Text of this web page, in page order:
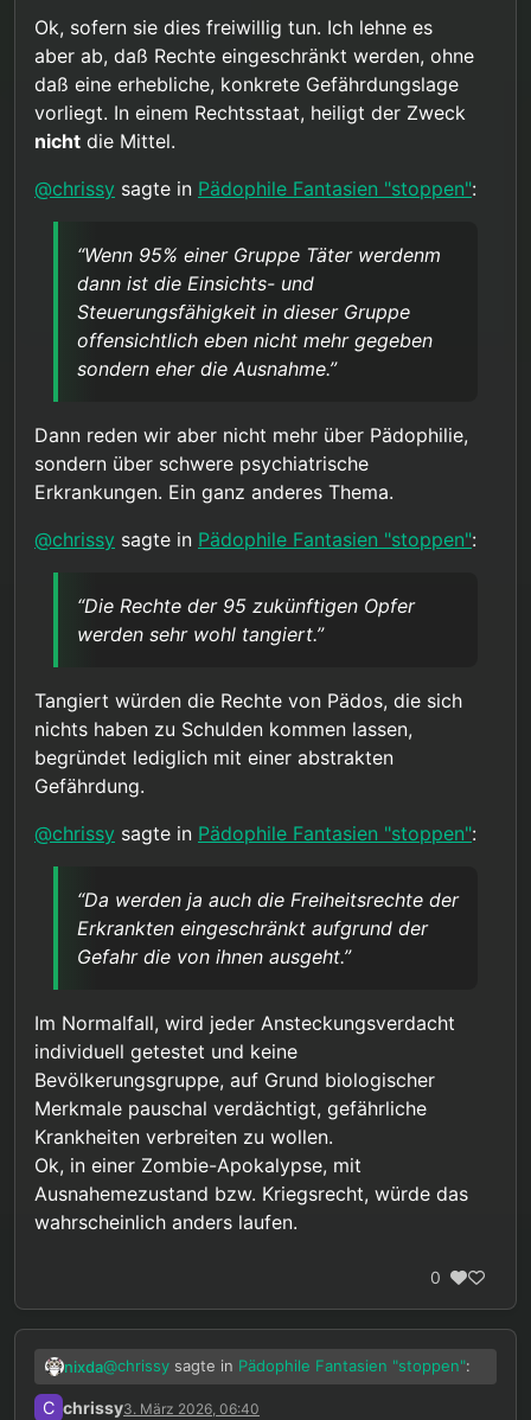
unschuldigen Pädos gewahrt bleiben. Aber da
der Schaden durch sexuellen Missbrauch
erheblich ist, wäre bei dem angenommenen
Verhältnis von 95 zu 5 auch ein recht hoher
Schaden durch die Präventionsmaßnahme
akzeptabel, solange der Grundsatz des mildesten
Ok, sofern sie dies freiwillig tun. Ich lehne es
aber ab, daß Rechte eingeschränkt werden, ohne
daß eine erhebliche, konkrete Gefährdungslage
vorliegt. In einem Rechtsstaat, heiligt der Zweck
nicht die Mittel.
@chrissy sagte in Pädophile Fantasien "stoppen":
“Wenn 95% einer Gruppe Täter werdenm
dann ist die Einsichts- und
Steuerungsfähigkeit in dieser Gruppe
offensichtlich eben nicht mehr gegeben
sondern eher die Ausnahme.”
Dann reden wir aber nicht mehr über Pädophilie,
sondern über schwere psychiatrische
Erkrankungen. Ein ganz anderes Thema.
@chrissy sagte in Pädophile Fantasien "stoppen":
“Die Rechte der 95 zukünftigen Opfer
werden sehr wohl tangiert.”
Tangiert würden die Rechte von Pädos, die sich
nichts haben zu Schulden kommen lassen,
begründet lediglich mit einer abstrakten
Gefährdung.
@chrissy sagte in Pädophile Fantasien "stoppen":
“Da werden ja auch die Freiheitsrechte der
Erkrankten eingeschränkt aufgrund der
Gefahr die von ihnen ausgeht.”
Im Normalfall, wird jeder Ansteckungsverdacht
individuell getestet und keine
Bevölkerungsgruppe, auf Grund biologischer
Merkmale pauschal verdächtigt, gefährliche
Krankheiten verbreiten zu wollen.
Ok, in einer Zombie-Apokalypse, mit
Ausnahemezustand bzw. Kriegsrecht, würde das
wahrscheinlich anders laufen.
0
nixda@chrissy sagte in Pädophile Fantasien "stoppen":
C chrissy3. März 2026, 06:40